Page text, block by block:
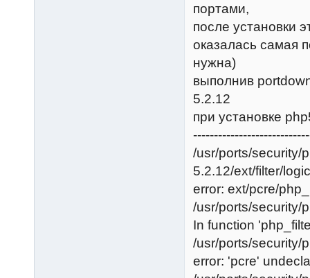
портами,
после установки
оказалась самая
нужна)
выполнив
5.2.12
при установке
/usr/ports/security/
5.2.12/ext/filter/
error: ext/pcre/
/usr/ports/security/
In function
/usr/ports/security/
error: 'pcre'